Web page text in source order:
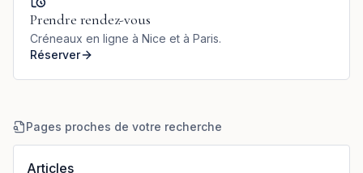
Prendre rendez-vous
Créneaux en ligne à Nice et à Paris.
Réserver
Pages proches de votre recherche
Articles